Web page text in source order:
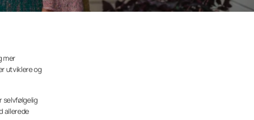
mer
utviklere og
selvfølgelig
allerede